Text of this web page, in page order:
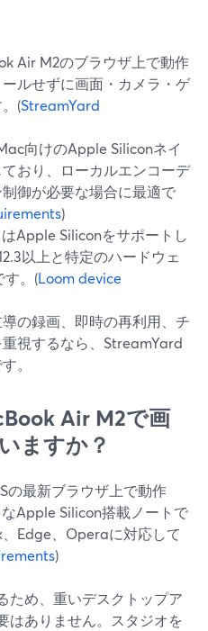
Air M2のブラウザ上で動作
ルせずに画面・カメラ・ゲ
(StreamYard
向けのApple Siliconネイ
おり、ローカルエンコーデ
御が必要な場合に最適で
)
Apple Siliconをサポートし
以上と特定のハードウェ
す。(Loom device
の録画、即時の再利用、チ
視するなら、StreamYard
。
Air M2で画
ますか？
の最新ブラウザ上で動作
Apple Silicon搭載ノートで
Edge、Operaに対応して
)
ため、重いデスクトップア
はありません。スタジオを